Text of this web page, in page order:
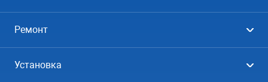
Ремонт
Установка